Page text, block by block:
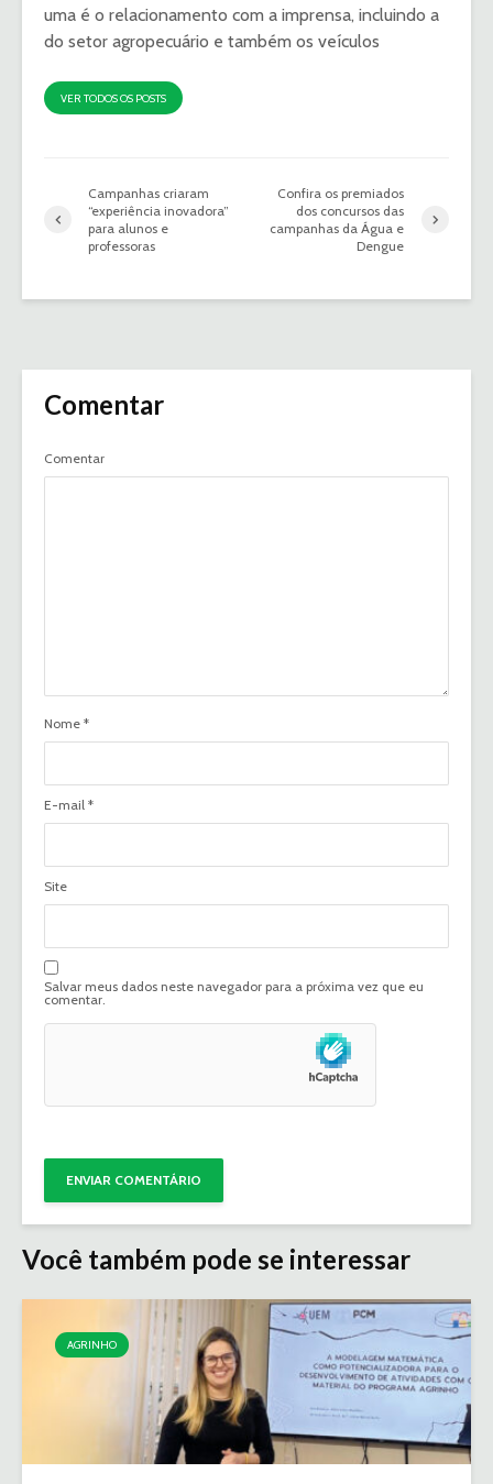
uma é o relacionamento com a imprensa, incluindo a
do setor agropecuário e também os veículos
VER TODOS OS POSTS
Campanhas criaram
“experiência inovadora”
para alunos e
professoras
Confira os premiados
dos concursos das
campanhas da Água e
Dengue
Comentar
Comentar
Nome *
E-mail *
Site
Salvar meus dados neste navegador para a próxima vez que eu
comentar.
Você também pode se interessar
AGRINHO